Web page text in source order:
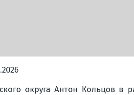
округа Антон Кольцов в